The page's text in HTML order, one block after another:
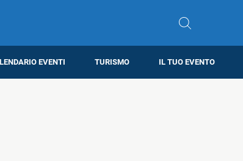
EVENTI TURISMO IL TUO EVENTO